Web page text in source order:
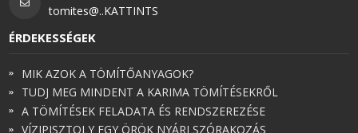
tomites@..KATTINTS
ÉRDEKESSÉGEK
MIK AZOK A TÖMÍTŐANYAGOK?
TUDJ MEG MINDENT A KARIMA TÖMÍTÉSEKRŐL
A TÖMÍTÉSEK FELADATA ÉS RENDSZEREZÉSE
VÍZIPISZTOLY EGY ÖRÖK NYÁRI SZÓRAKOZÁS